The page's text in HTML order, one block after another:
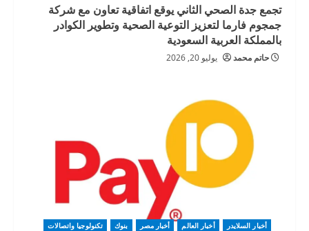
تجمع جدة الصحي الثاني يوقع اتفاقية تعاون مع شركة
جمجوم فارما لتعزيز التوعية الصحية وتطوير الكوادر
بالمملكة العربية السعودية
حاتم محمد يوليو 20, 2026
أخبار السلايدر أخبار العالم أخبار مصر بنوك
تكنولوجيا واتصالات